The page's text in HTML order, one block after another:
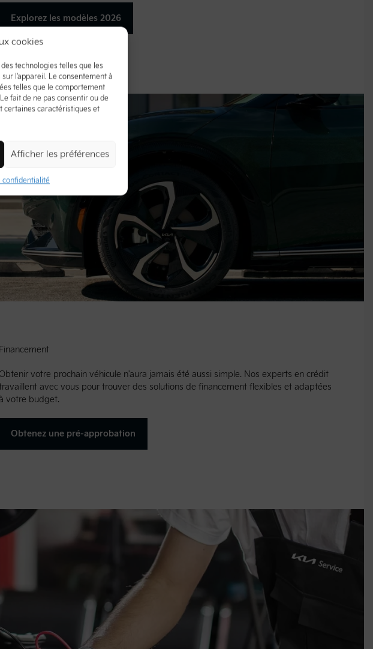
cookies
technologies telles que les
l'appareil. Le consentement à
telles que le comportement
fait de ne pas consentir ou de
certaines caractéristiques et
Afficher les préférences
confidentialité
Explorez les modèles 2026
Financement
Obtenir votre prochain véhicule n'aura jamais été aussi simple. Nos experts en crédit
avec vous pour trouver des solutions de financement flexibles et adaptées
à votre budget.
Obtenez une pré-approbation